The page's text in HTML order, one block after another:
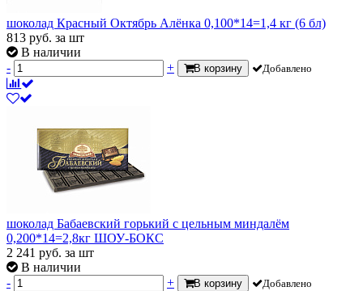
шоколад Красный Октябрь Алёнка 0,100*14=1,4 кг (6 бл)
813 руб. за шт
В наличии
-
+ В корзину Добавлено
шоколад Бабаевский горький с цельным миндалём
0,200*14=2,8кг ШОУ-БОКС
2 241 руб. за шт
В наличии
-
+ В корзину Добавлено